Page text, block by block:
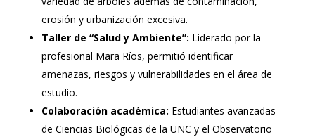
erosión y urbanización excesiva.
Taller de “Salud y Ambiente”: Liderado por la
profesional Mara Ríos, permitió identificar
amenazas, riesgos y vulnerabilidades en el área de
estudio.
Colaboración académica: Estudiantes avanzadas
de Ciencias Biológicas de la UNC y el Observatorio